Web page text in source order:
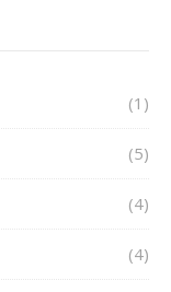
(1)
(5)
(4)
(4)